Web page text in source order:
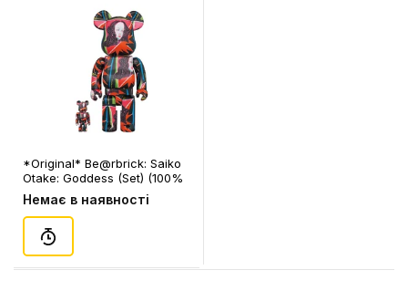
*Original* Be@rbrick: Saiko
Otake: Goddess (Set) (100%
& 400%), (597546)
Немає в наявності